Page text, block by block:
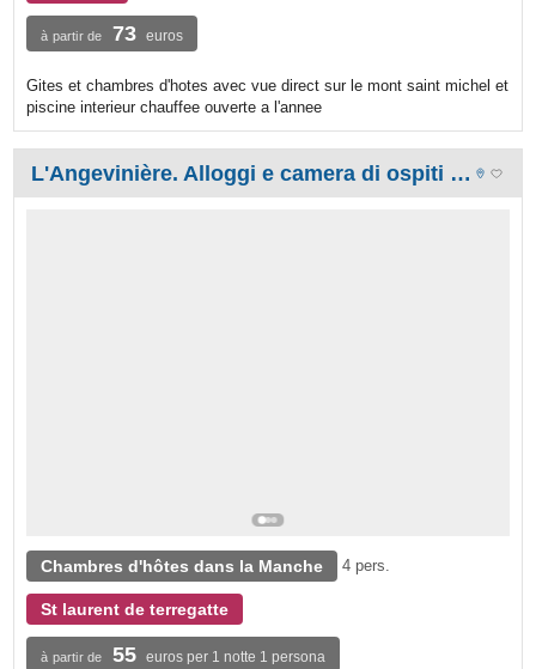
à partir de 73 euros
Gites et chambres d'hotes avec vue direct sur le mont saint michel et
piscine interieur chauffee ouverte a l'annee
L'Angevinière. Alloggi e camera di ospiti nella baia del monte il Santo Michel.
Chambres d'hôtes dans la Manche 4 pers.
St laurent de terregatte
à partir de 55 euros per 1 notte 1 persona